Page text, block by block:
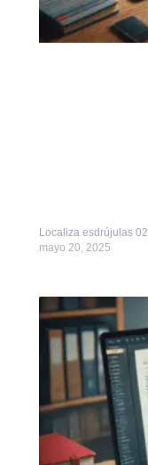
Localiza esdrújulas 02
mayo 20, 2025